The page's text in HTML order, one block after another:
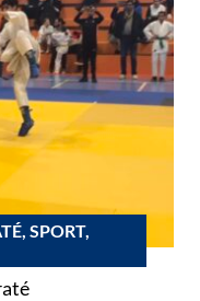
SPORT,